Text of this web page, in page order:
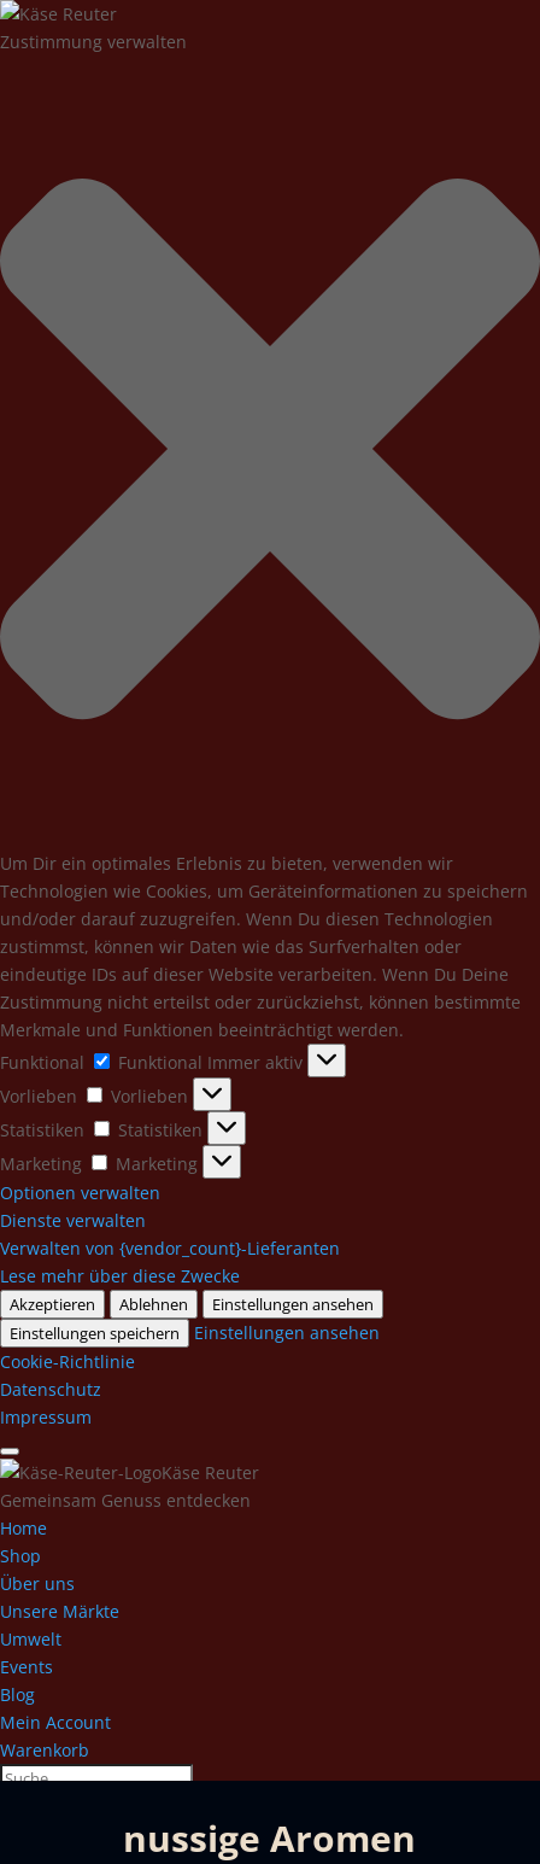
Zustimmung verwalten
Um Dir ein optimales Erlebnis zu bieten, verwenden wir
Technologien wie Cookies, um Geräteinformationen zu speichern
und/oder darauf zuzugreifen. Wenn Du diesen Technologien
zustimmst, können wir Daten wie das Surfverhalten oder
eindeutige IDs auf dieser Website verarbeiten. Wenn Du Deine
Zustimmung nicht erteilst oder zurückziehst, können bestimmte
Merkmale und Funktionen beeinträchtigt werden.
Funktional
Funktional Immer aktiv
Vorlieben
Vorlieben
Statistiken
Statistiken
Marketing
Marketing
Optionen verwalten
Dienste verwalten
Verwalten von {vendor_count}-Lieferanten
Lese mehr über diese Zwecke
Akzeptieren Ablehnen
Einstellungen ansehen
Einstellungen speichern
Einstellungen ansehen
Cookie-Richtlinie
Datenschutz
Impressum
Käse Reuter
Gemeinsam Genuss entdecken
Home
Shop
Über uns
Unsere Märkte
Umwelt
Events
Blog
Mein Account
Warenkorb
nussige Aromen